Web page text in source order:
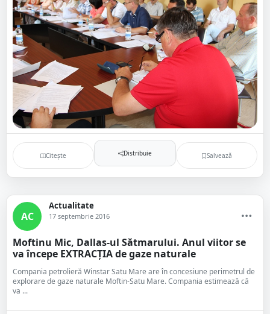
Citește Distribuie Salvează
AC
Actualitate
17 septembrie 2016
Moftinu Mic, Dallas-ul Sătmarului. Anul viitor se
va începe EXTRACȚIA de gaze naturale
Compania petrolieră Winstar Satu Mare are în concesiune perimetrul de
explorare de gaze naturale Moftin-Satu Mare. Compania estimează că
va ...